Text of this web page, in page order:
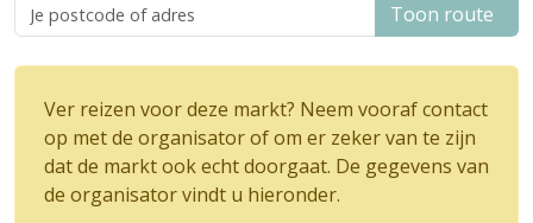
Toon route
Ver reizen voor deze markt? Neem vooraf contact
op met de organisator of om er zeker van te zijn
dat de markt ook echt doorgaat. De gegevens van
de organisator vindt u hieronder.